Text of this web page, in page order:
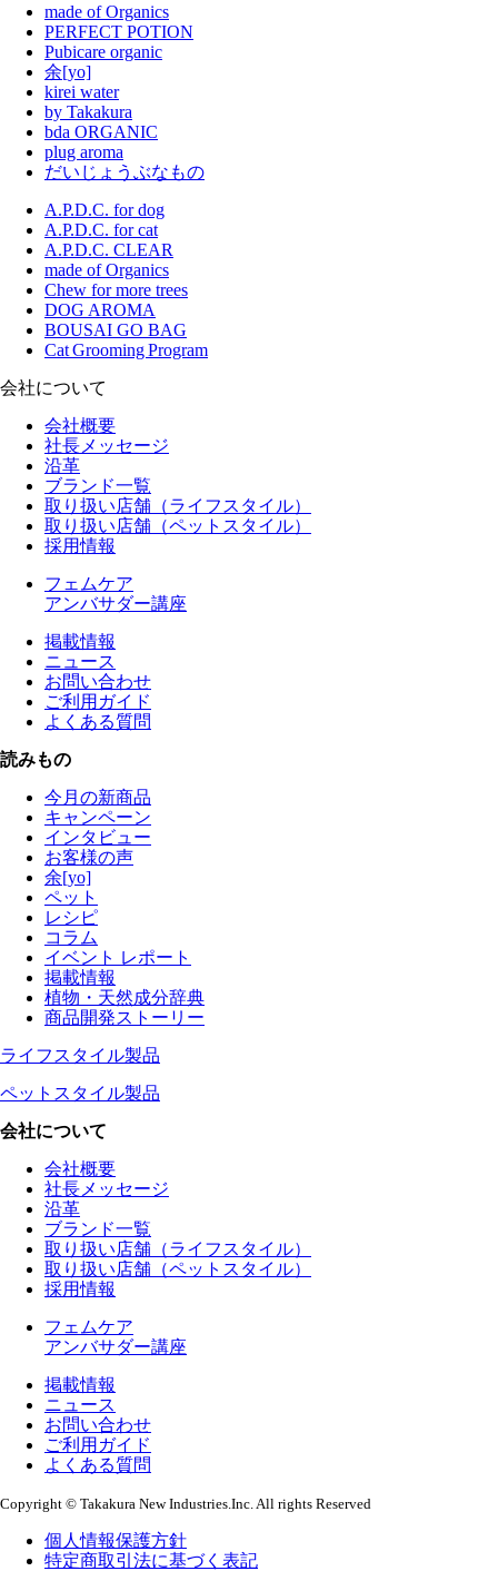
made of Organics
PERFECT POTION
Pubicare organic
余[yo]
kirei water
by Takakura
bda ORGANIC
plug aroma
だいじょうぶなもの
A.P.D.C. for dog
A.P.D.C. for cat
A.P.D.C. CLEAR
made of Organics
Chew for more trees
DOG AROMA
BOUSAI GO BAG
Cat Grooming Program
会社について
会社概要
社長メッセージ
沿革
ブランド一覧
取り扱い店舗（ライフスタイル）
取り扱い店舗（ペットスタイル）
採用情報
フェムケア
アンバサダー講座
掲載情報
ニュース
お問い合わせ
ご利用ガイド
よくある質問
読みもの
今月の新商品
キャンペーン
インタビュー
お客様の声
余[yo]
ペット
レシピ
コラム
イベント レポート
掲載情報
植物・天然成分辞典
商品開発ストーリー
ライフスタイル製品
ペットスタイル製品
会社について
会社概要
社長メッセージ
沿革
ブランド一覧
取り扱い店舗（ライフスタイル）
取り扱い店舗（ペットスタイル）
採用情報
フェムケア
アンバサダー講座
掲載情報
ニュース
お問い合わせ
ご利用ガイド
よくある質問
Copyright © Takakura New Industries.Inc. All rights Reserved
個人情報保護方針
特定商取引法に基づく表記